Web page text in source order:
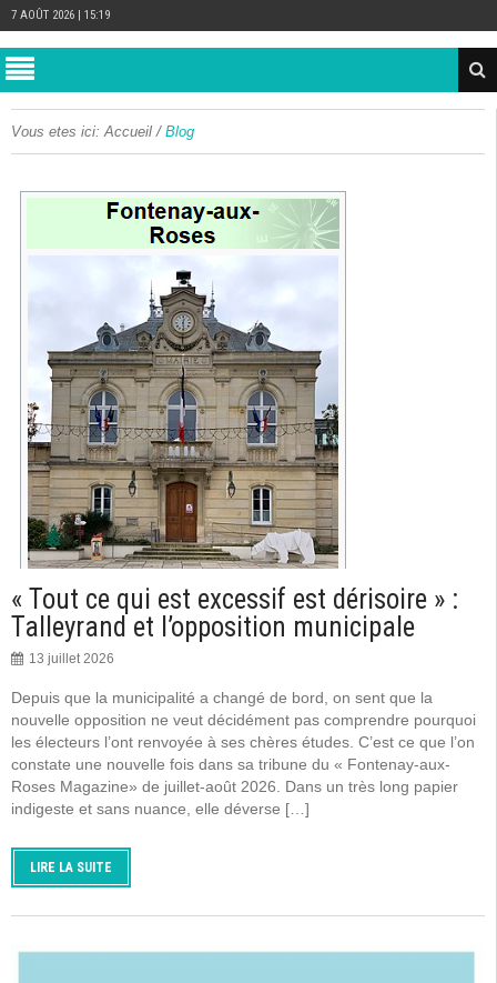
7 AOÛT 2026 | 15:19
Vous etes ici: Accueil / Blog
« Tout ce qui est excessif est dérisoire » :
Talleyrand et l’opposition municipale
13 juillet 2026
Depuis que la municipalité a changé de bord, on sent que la
nouvelle opposition ne veut décidément pas comprendre pourquoi
les électeurs l’ont renvoyée à ses chères études. C’est ce que l’on
constate une nouvelle fois dans sa tribune du « Fontenay-aux-
Roses Magazine» de juillet-août 2026. Dans un très long papier
indigeste et sans nuance, elle déverse […]
LIRE LA SUITE